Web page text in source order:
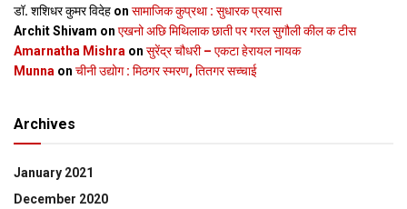
डॉ. शशिधर कुमर विदेह on सामाजिक कुप्रथा : सुधारक प्रयास
Archit Shivam on एखनो अछि मिथिलाक छाती पर गरल सुगौली कील क टीस
Amarnatha Mishra on सुरेंद्र चौधरी – एकटा हेरायल नायक
Munna on चीनी उद्योग : मिठगर स्‍मरण, तितगर सच्‍चाई
Archives
January 2021
December 2020